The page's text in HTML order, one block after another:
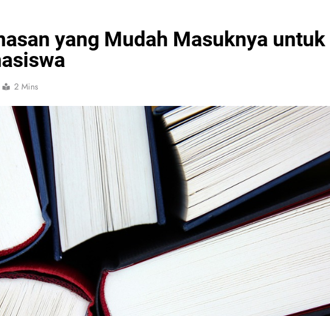
yang Mudah Masuknya untuk
2 Mins